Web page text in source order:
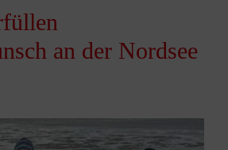
an der Nordsee